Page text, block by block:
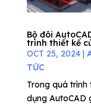
Bộ đôi
trình thiết kế
OCT 25, 2024|
TỨC
Trong quá
dụng AutoCAD